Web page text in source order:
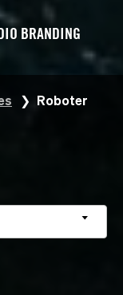
BRANDING
Roboter